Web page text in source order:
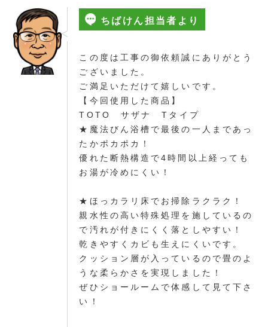
ちばけん担当者より
この度は工事の御依頼誠にありがとう
ございました。
ご満足いただけて嬉しいです。
【今回使用した商品】
TOTO サザナ Tタイプ
★魔法びん浴槽で最後の一人まであっ
たかポカポカ！
優れた断熱構造で4時間以上経っても
お湯が冷めにくい！
★ほっカラリ床でお掃除ラクラク！
親水性の高い特殊処理を施しているの
で汚れが付きにくく落としやすい！
乾きやすくカビも生えにくいです。
クッション層が入っているので畳のよ
うな柔らかさを実現しました！
ぜひショールームで体感して見て下さ
い！